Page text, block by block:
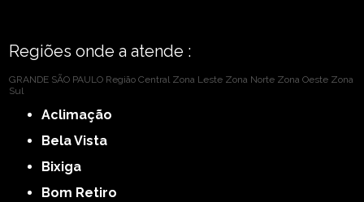
Regiões onde a atende :
GRANDE SÃO PAULO Região Central Zona Leste Zona Norte Zona Oeste Zona
Sul
Aclimação
Bela Vista
Bixiga
Bom Retiro